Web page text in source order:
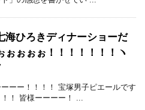
海ひろきディナーショーだ
ぉぉぉぉ！！！！！！！ヽ
ーー！！！！ 宝塚男子ピエールです
！ 皆様ーーーー！ ...